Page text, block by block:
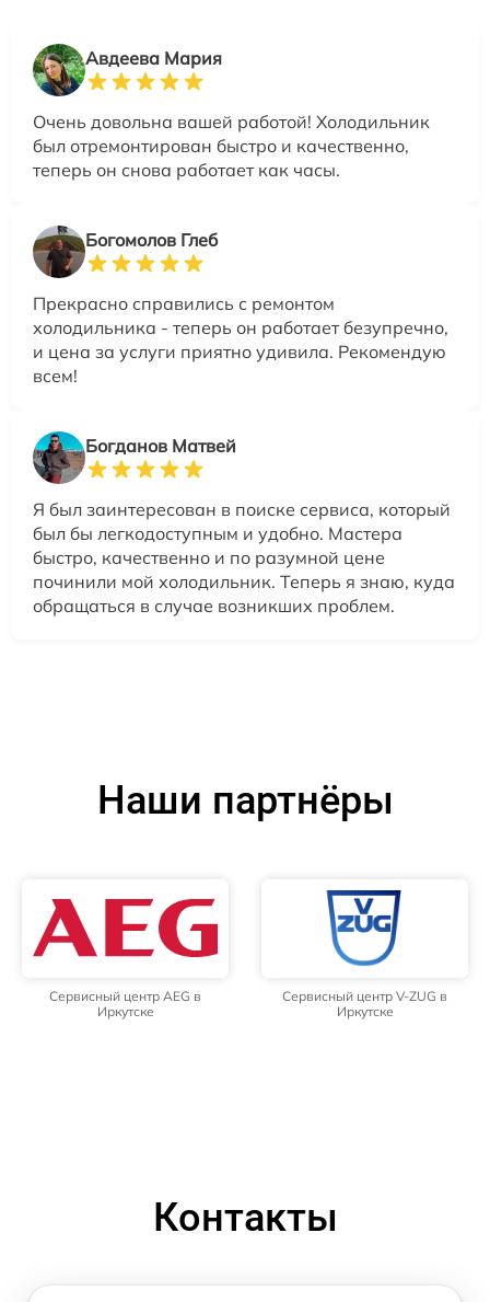
Авдеева Мария
Очень довольна вашей работой! Холодильник
был отремонтирован быстро и качественно,
теперь он снова работает как часы.
Богомолов Глеб
Прекрасно справились с ремонтом
холодильника - теперь он работает безупречно,
и цена за услуги приятно удивила. Рекомендую
всем!
Богданов Матвей
Я был заинтересован в поиске сервиса, который
был бы легкодоступным и удобно. Мастера
быстро, качественно и по разумной цене
починили мой холодильник. Теперь я знаю, куда
обращаться в случае возникших проблем.
Наши партнёры
Сервисный центр AEG в
Иркутске
Сервисный центр V-ZUG в
Иркутске
Контакты